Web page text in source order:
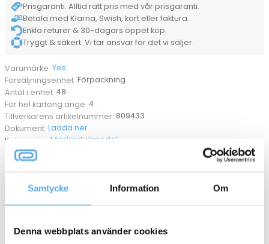
Samtycke Information Om
Denna webbplats använder cookies
Prisgaranti. Alltid rätt pris med vår prisgaranti.
Betala med Klarna, Swish, kort eller faktura.
Enkla returer & 30-dagars öppet köp.
Tryggt & säkert. Vi tar ansvar för det vi säljer.
Varumärke Yes
Försäljningsenhet Förpackning
Antal i enhet 48
För hel kartong ange 4
Tillverkarens artikelnummer 809433
Dokument Ladda ner
Kategorier
Maskindiskmedel